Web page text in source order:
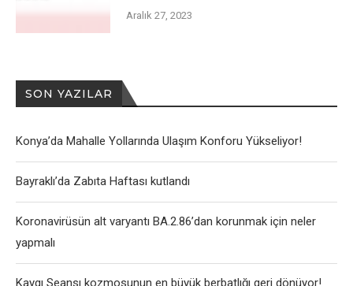
Aralık 27, 2023
SON YAZILAR
Konya’da Mahalle Yollarında Ulaşım Konforu Yükseliyor!
Bayraklı’da Zabıta Haftası kutlandı
Koronavirüsün alt varyantı BA.2.86’dan korunmak için neler
yapmalı
Kaygı Seansı kozmosunun en büyük berbatlığı geri dönüyor!